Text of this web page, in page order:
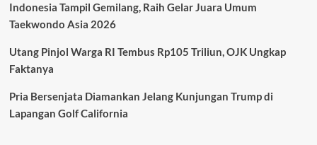
Indonesia Tampil Gemilang, Raih Gelar Juara Umum
Taekwondo Asia 2026
Utang Pinjol Warga RI Tembus Rp105 Triliun, OJK Ungkap
Faktanya
Pria Bersenjata Diamankan Jelang Kunjungan Trump di
Lapangan Golf California